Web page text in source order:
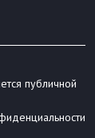
публичной